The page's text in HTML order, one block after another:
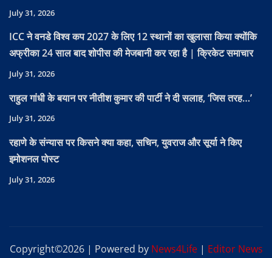
July 31, 2026
ICC ने वनडे विश्व कप 2027 के लिए 12 स्थानों का खुलासा किया क्योंकि
अफ्रीका 24 साल बाद शोपीस की मेजबानी कर रहा है | क्रिकेट समाचार
July 31, 2026
राहुल गांधी के बयान पर नीतीश कुमार की पार्टी ने दी सलाह, ‘जिस तरह…’
July 31, 2026
रहाणे के संन्यास पर किसने क्या कहा, सचिन, युवराज और सूर्या ने किए
इमोशनल पोस्ट
July 31, 2026
Copyright©2026 | Powered by News4Life | Editor News